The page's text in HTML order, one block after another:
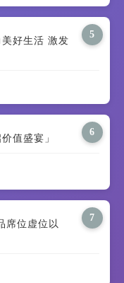
5
好生活 激发
6
值盛宴」
7
席位虚位以